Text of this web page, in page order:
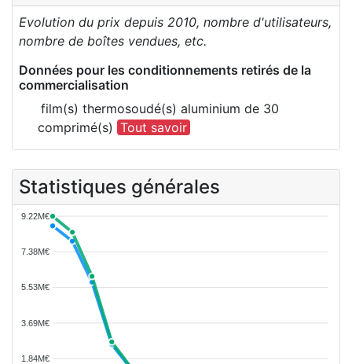
Evolution du prix depuis 2010, nombre d'utilisateurs,
nombre de boîtes vendues, etc.
Données pour les conditionnements retirés de la
commercialisation
film(s) thermosoudé(s) aluminium de 30
comprimé(s) Tout savoir
Statistiques générales
9.22M€
7.38M€
5.53M€
3.69M€
1.84M€